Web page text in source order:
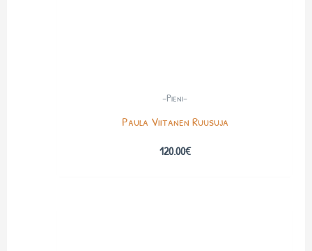
-Pieni-
Paula Viitanen Ruusuja
120.00€